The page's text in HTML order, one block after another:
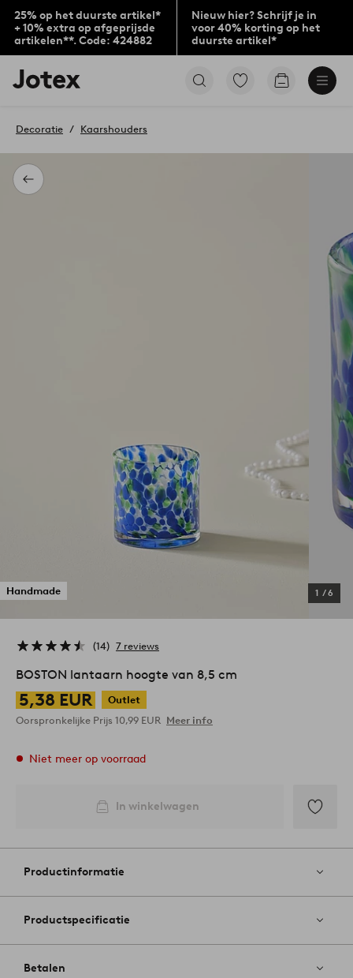
25% op het duurste artikel*
+ 10% extra op afgeprijsde
artikelen**. Code: 424882
Nieuw hier? Schrijf je in
voor 40% korting op het
duurste artikel*
Jotex
logo
to
home
page
Ga
Go
Terug
Decoratie Kaarshouders
Handmade 1 /6
14 7 reviews
BOSTON lantaarn hoogte van 8,5 cm
5,38 EUR
Outlet
Oorspronkelijke Prijs 10,99 EUR Meer info
Niet meer op voorraad
In winkelwagen
aan
Productinformatie
Productspecificatie
Betalen